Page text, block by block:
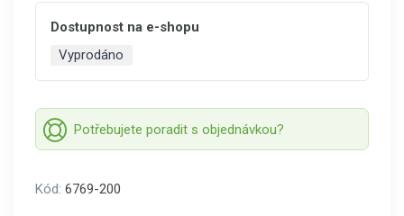
Dostupnost na e-shopu
Vyprodáno
Potřebujete poradit s objednávkou?
Kód: 6769-200